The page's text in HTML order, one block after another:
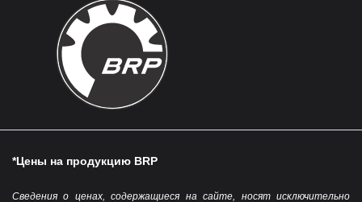
*Цены на продукцию BRP
Сведения о ценах, содержащиеся на сайте, носят исключительно